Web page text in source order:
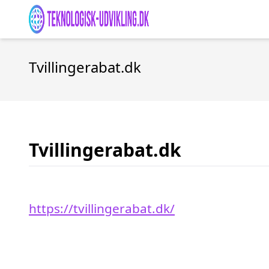
Tvillingerabat.dk
Tvillingerabat.dk
https://tvillingerabat.dk/